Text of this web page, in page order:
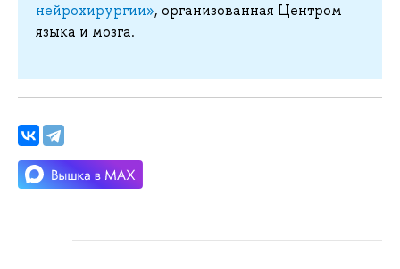
нейрохирургии», организованная Центром
языка и мозга.